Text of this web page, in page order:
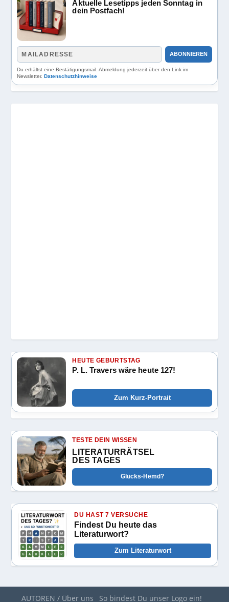
Aktuelle Lesetipps jeden Sonntag in
dein Postfach!
ABONNIEREN
Du erhältst eine Bestätigungsmail. Abmeldung jederzeit über den Link im
Newsletter.Datenschutzhinweise
HEUTE GEBURTSTAG
P. L. Travers wäre heute 127!
Zum Kurz-Portrait
TESTE DEIN WISSEN
LITERATURRÄTSEL
DES TAGES
Glücks-Hemd?
DU HAST 7 VERSUCHE
Findest Du heute das
Literaturwort?
Zum Literaturwort
AUTOREN / Über uns So bindest Du unser Logo ein!